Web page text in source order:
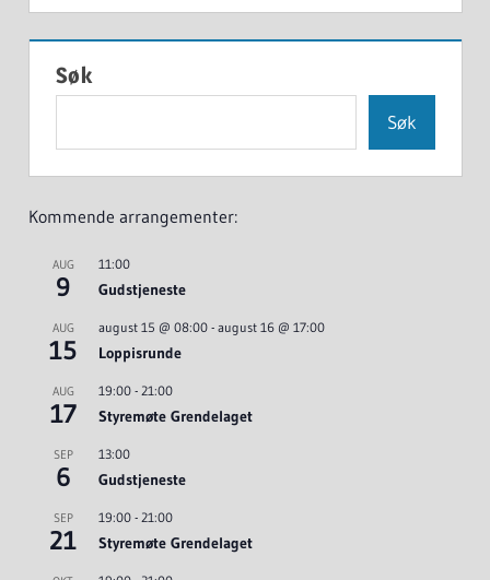
Søk
Søk
Kommende arrangementer:
AUG
9
11:00
Gudstjeneste
AUG
15
august 15 @ 08:00- august 16 @ 17:00
Loppisrunde
AUG
17
19:00- 21:00
Styremøte Grendelaget
SEP
6
13:00
Gudstjeneste
SEP
21
19:00- 21:00
Styremøte Grendelaget